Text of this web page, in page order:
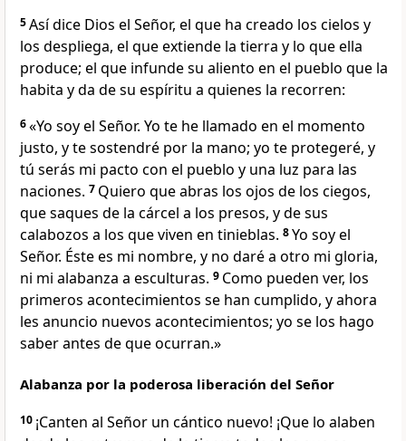
5Así dice Dios el Señor, el que ha creado los cielos y
los despliega, el que extiende la tierra y lo que ella
produce; el que infunde su aliento en el pueblo que la
habita y da de su espíritu a quienes la recorren:
6«Yo soy el Señor. Yo te he llamado en el momento
justo, y te sostendré por la mano; yo te protegeré, y
tú serás mi pacto con el pueblo y una luz para las
naciones. 7 Quiero que abras los ojos de los ciegos,
que saques de la cárcel a los presos, y de sus
calabozos a los que viven en tinieblas. 8Yo soy el
Señor. Éste es mi nombre, y no daré a otro mi gloria,
ni mi alabanza a esculturas. 9 Como pueden ver, los
primeros acontecimientos se han cumplido, y ahora
les anuncio nuevos acontecimientos; yo se los hago
saber antes de que ocurran.»
Alabanza por la poderosa liberación del Señor
10 ¡Canten al Señor un cántico nuevo! ¡Que lo alaben